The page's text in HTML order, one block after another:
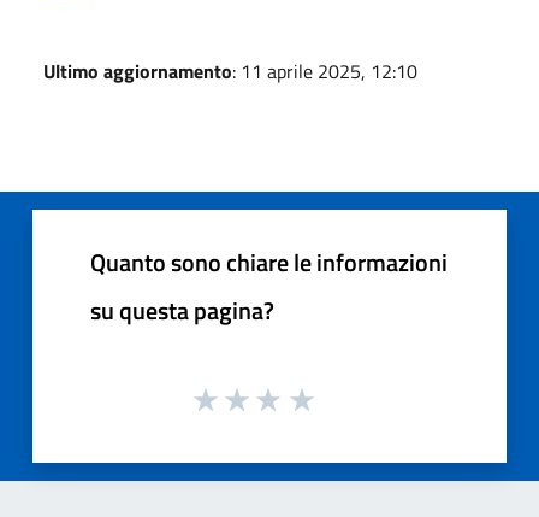
Ultimo aggiornamento: 11 aprile 2025, 12:10
Quanto sono chiare le informazioni
su questa pagina?